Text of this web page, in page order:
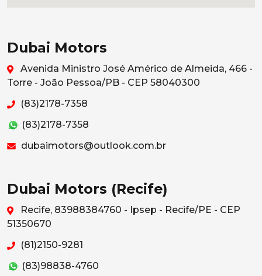
Dubai Motors
Avenida Ministro José Américo de Almeida, 466 -
Torre - João Pessoa/PB - CEP 58040300
(83)2178-7358
(83)2178-7358
dubaimotors@outlook.com.br
Dubai Motors (Recife)
Recife, 83988384760 - Ipsep - Recife/PE - CEP
51350670
(81)2150-9281
(83)98838-4760